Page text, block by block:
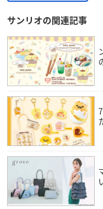
サンリオの関連記事